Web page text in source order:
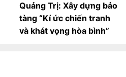
Quảng Trị: Xây dựng bảo
tàng “Kí ức chiến tranh
và khát vọng hòa bình”